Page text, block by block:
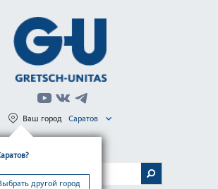
другой город
Ваш город Саратов